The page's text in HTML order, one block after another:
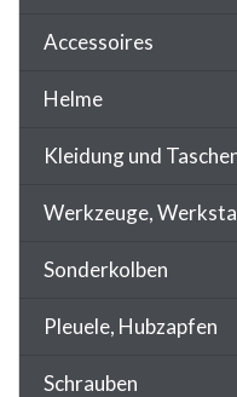
Accessoires
Helme
Kleidung und
Werkzeuge,
Sonderkolben
Pleuele, Hubzapfen
Schrauben